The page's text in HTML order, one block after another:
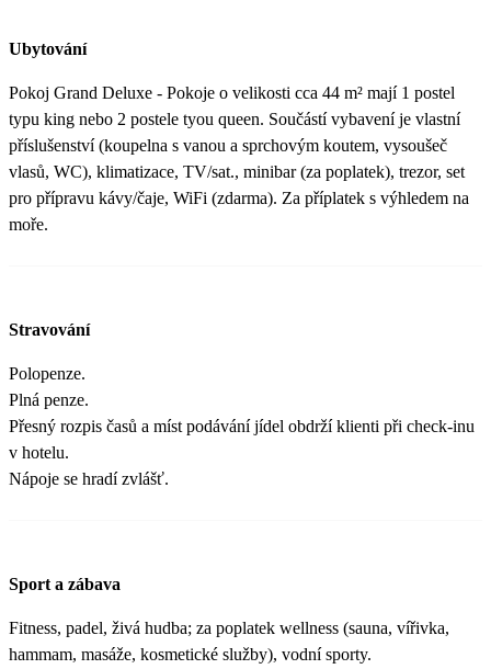
Ubytování
Pokoj Grand Deluxe - Pokoje o velikosti cca 44 m² mají 1 postel
typu king nebo 2 postele tyou queen. Součástí vybavení je vlastní
příslušenství (koupelna s vanou a sprchovým koutem, vysoušeč
vlasů, WC), klimatizace, TV/sat., minibar (za poplatek), trezor, set
pro přípravu kávy/čaje, WiFi (zdarma). Za příplatek s výhledem na
moře.
Stravování
Polopenze.
Plná penze.
Přesný rozpis časů a míst podávání jídel obdrží klienti při check-inu
v hotelu.
Nápoje se hradí zvlášť.
Sport a zábava
Fitness, padel, živá hudba; za poplatek wellness (sauna, vířivka,
hammam, masáže, kosmetické služby), vodní sporty.